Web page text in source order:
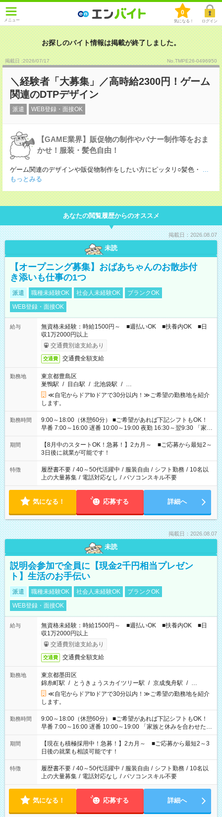
メニュー
0
気になる！ ログイン
お探しのバイト情報は掲載が終了しました。
掲載日 :2026/07/17 No.TMPE26-0496950
＼経験者「大募集」／高時給2300円！ゲーム
関連のDTPデザイン
派遣 WEB登録・面接OK
【GAME業界】販促物の制作やバナー制作等をおま
かせ！服装・髪色自由！
ゲーム関連のデザインや販促物制作をしたい方にピッタリ○髪色・
...
もっとみる
あなたの閲覧履歴からのオススメ
掲載日：2026.08.07
未読
【オープニング募集】おばあちゃんのお散歩付
き添いも仕事の1つ
派遣 職種未経験OK 社会人未経験OK
ブランクOK
WEB登録・面接OK
給与
無資格未経験：時給1500円～ ■週払いOK ■扶養内OK ■日
収1万2000円以上
交通費別途支給あり
交通費 交通費全額支給
勤務地
東京都豊島区
巣鴨駅 / 目白駅 / 北池袋駅 / …
≪自宅からドアtoドアで30分以内！≫ご希望の勤務地を紹介
します。
勤務時間
9:00～18:00（休憩60分） ■ご希望があれば下記シフトもOK！
早番 7:00～16:00 遅番 10:00～19:00 夜勤 16:30～翌9:30 「家族
と休みを合わせたい」 「余裕を持って夕飯の準備がしたい」
「できれば残業はしたくない」 など、ご希望を教えてください
ね。 ※Wワーク希望の方へ 今ご覧のお仕事で希望する勤務時間
と、もう1つのお仕事の勤務時間。 合計で週40時間を超える場
合は応募できません。
期間
【8月中のスタートOK！急募！】2カ月～ ■ご応募から最短2～
3日後に就業が可能です！
特徴 履歴書不要 / 40～50代活躍中 / 服装自由 / シフト勤務 / 10名以
上の大量募集 / 電話対応なし / パソコンスキル不要
気になる！ 応募する 詳細へ
掲載日：2026.08.07
未読
説明会参加で全員に【現金2千円相当プレゼン
ト】生活のお手伝い
派遣 職種未経験OK 社会人未経験OK
ブランクOK
WEB登録・面接OK
給与
無資格未経験：時給1500円～ ■週払いOK ■扶養内OK ■日
収1万2000円以上
交通費別途支給あり
交通費 交通費全額支給
勤務地
東京都墨田区
錦糸町駅 / とうきょうスカイツリー駅 / 京成曳舟駅 / …
≪自宅からドアtoドアで30分以内！≫ご希望の勤務地を紹介
します。
勤務時間
9:00～18:00（休憩60分） ■ご希望があれば下記シフトもOK！
早番 7:00～16:00 遅番 10:00～19:00 「家族と休みを合わせた
い」 「余裕を持って夕飯の準備がしたい」 「できれば残業はし
たくない」 など、ご希望を教えてくださいね。 ※Wワーク希望
の方へ 今ご覧のお仕事で希望する勤務時間と、もう1つのお仕事
の勤務時間。 合計で週40時間を超える場合は応募できません。
期間
【現在も積極採用中！急募！】2カ月～ ■ご応募から最短2～3
日後の就業も相談可能です！
特徴 履歴書不要 / 40～50代活躍中 / 服装自由 / シフト勤務 / 10名以
上の大量募集 / 電話対応なし / パソコンスキル不要
気になる！ 応募する 詳細へ